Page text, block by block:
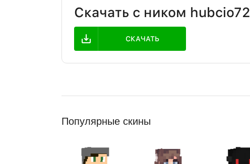
Скачать с ником hubcio72
СКАЧАТЬ
Популярные скины